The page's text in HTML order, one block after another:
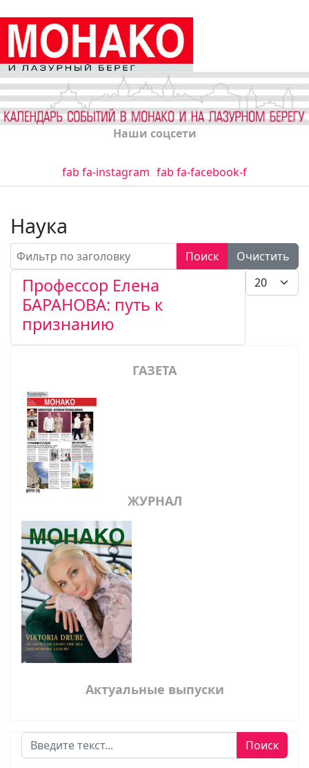
Наши соцсети
fab fa-instagram fab fa-facebook-f
Наука
Фильтр по заголовку Поиск
Очистить
Кол-во
Профессор Елена
БАРАНОВА: путь к
признанию
ГАЗЕТА
ЖУРНАЛ
Актуальные выпуски
Поиск Поиск